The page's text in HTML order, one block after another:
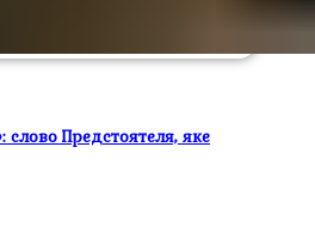
Предстоятеля, яке